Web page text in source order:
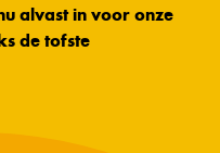
alvast in voor onze
de tofste